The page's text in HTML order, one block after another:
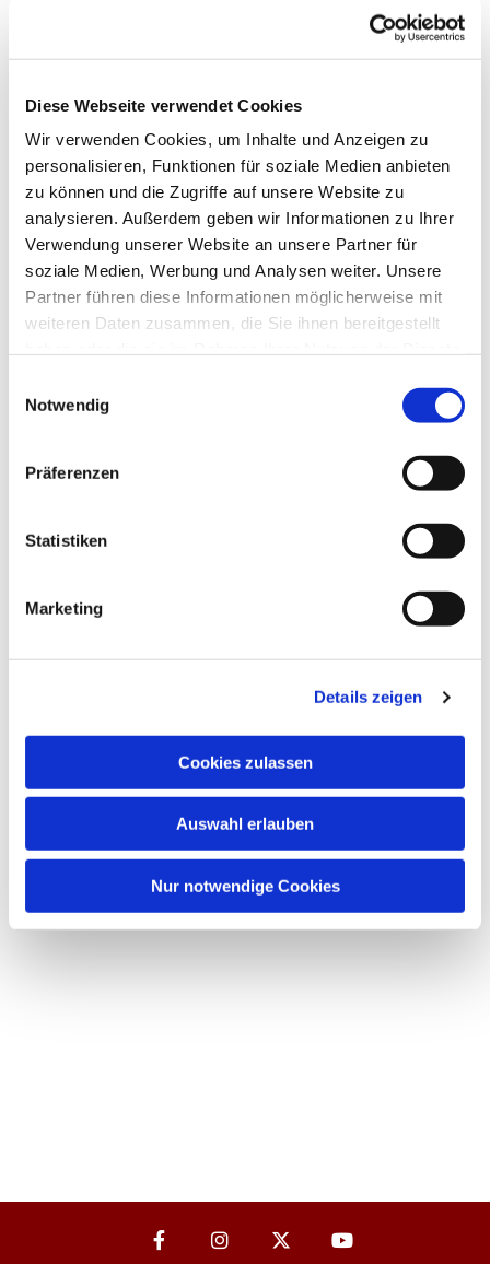
Diese Webseite verwendet Cookies
Wir verwenden Cookies, um Inhalte und Anzeigen zu
personalisieren, Funktionen für soziale Medien anbieten
zu können und die Zugriffe auf unsere Website zu
analysieren. Außerdem geben wir Informationen zu Ihrer
Verwendung unserer Website an unsere Partner für
soziale Medien, Werbung und Analysen weiter. Unsere
Partner führen diese Informationen möglicherweise mit
weiteren Daten zusammen, die Sie ihnen bereitgestellt
Notwendig
Präferenzen
Statistiken
Marketing
Details zeigen
Cookies zulassen
Auswahl erlauben
Nur notwendige Cookies
Reiferstraße 2A, 17109 Demmin